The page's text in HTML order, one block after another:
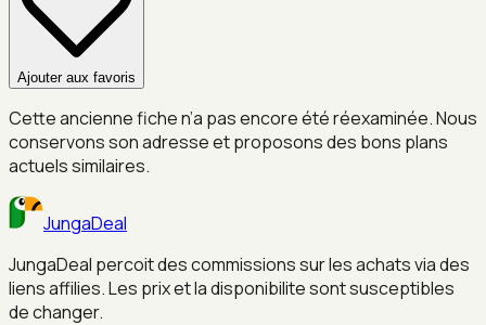
Ajouter aux favoris
Cette ancienne fiche n’a pas encore été réexaminée. Nous
conservons son adresse et proposons des bons plans
actuels similaires.
JungaDeal
JungaDeal percoit des commissions sur les achats via des
liens affilies. Les prix et la disponibilite sont susceptibles
de changer.